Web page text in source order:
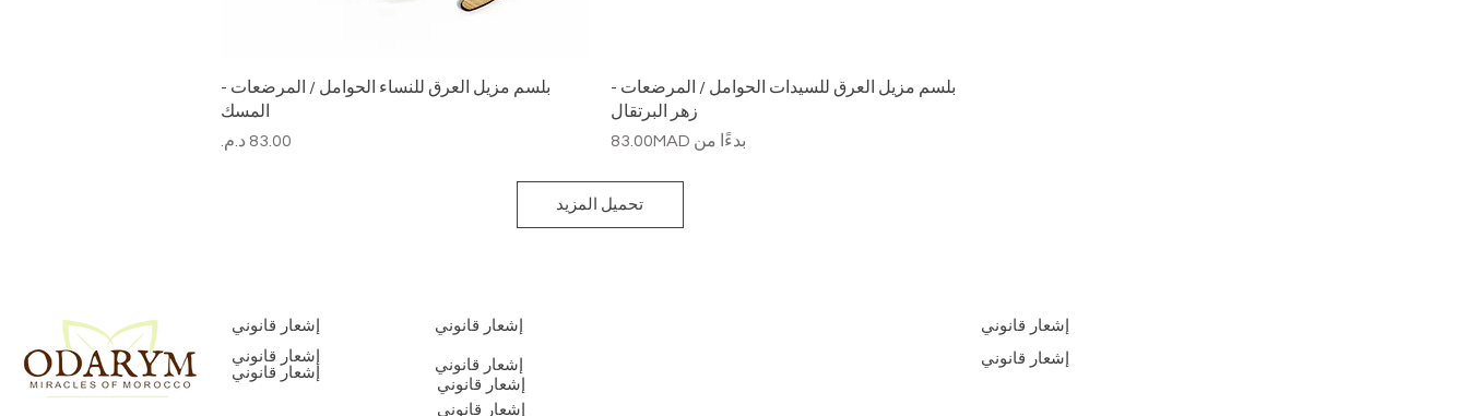
بلسم مزيل العرق للسيدات الحوامل / المرضعات -
زهر البرتقال
بدءًا من 83.00MADسعر البيع
بلسم مزيل العرق للنساء الحوامل / المرضعات -
المسك
السعر
تحميل المزيد
إشعار قانوني
إشعار قانوني
إشعار قانوني
إشعار قانوني
إشعار قانوني
إشعار قانوني
إشعار قانوني
إشعار قانوني
إشعار قانوني